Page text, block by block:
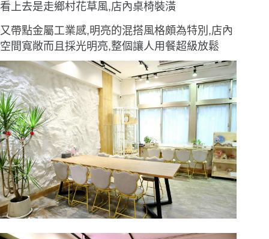
看上去是走鄉村花草風,店內桌椅裝潢
又帶點金屬工業感,明亮的混搭風格頗為特別,店內
空間寬敞而且採光明亮,整個讓人用餐超級放鬆